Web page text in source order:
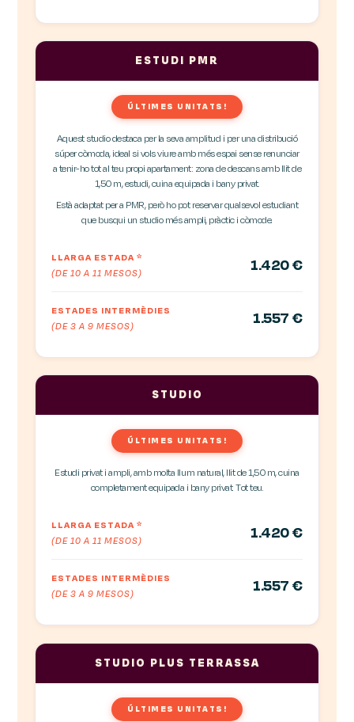
ESTUDI PMR
ÚLTIMES UNITATS!
Aquest studio destaca per la seva amplitud i per una distribució
súper còmoda, ideal si vols viure amb més espai sense renunciar
a tenir-ho tot al teu propi apartament: zona de descans amb llit de
1,50 m, estudi, cuina equipada i bany privat.
Està adaptat per a PMR, però ho pot reservar qualsevol estudiant
que busqui un studio més ampli, pràctic i còmode.
LLARGA ESTADA*
(DE 10 A 11 MESOS)
1.420 €
ESTADES INTERMÈDIES
(DE 3 A 9 MESOS)
1.557 €
STUDIO
ÚLTIMES UNITATS!
Estudi privat i ampli, amb molta llum natural, llit de 1,50 m, cuina
completament equipada i bany privat. Tot teu.
LLARGA ESTADA*
(DE 10 A 11 MESOS)
1.420 €
ESTADES INTERMÈDIES
(DE 3 A 9 MESOS)
1.557 €
STUDIO PLUS TERRASSA
ÚLTIMES UNITATS!